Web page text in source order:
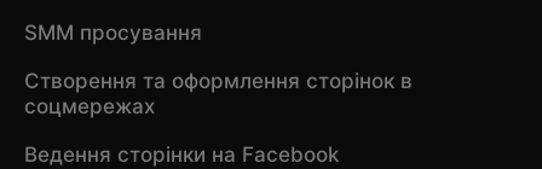
SMM просування
Створення та оформлення сторінок в
соцмережах
Ведення сторінки на Facebook